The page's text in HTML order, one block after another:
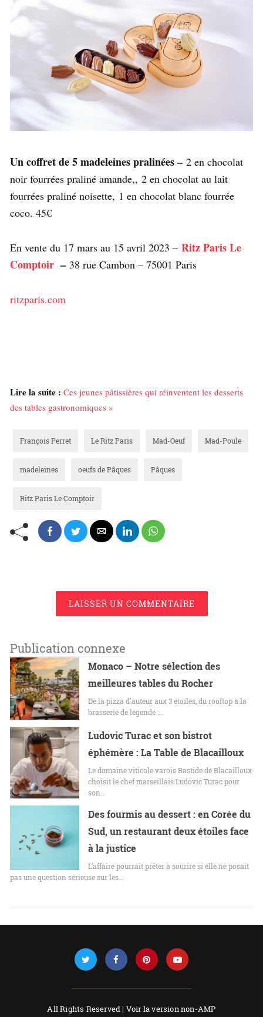
Un coffret de 5 madeleines pralinées – 2 en chocolat
noir fourrées praliné amande,, 2 en chocolat au lait
fourrées praliné noisette, 1 en chocolat blanc fourrée
coco. 45€
En vente du 17 mars au 15 avril 2023 – Ritz Paris Le
Comptoir – 38 rue Cambon – 75001 Paris
ritzparis.com
Lire la suite : Ces jeunes pâtissières qui réinventent les desserts
des tables gastronomiques »
François Perret Le Ritz Paris Mad-Oeuf Mad-Poule
madeleines oeufs de Pâques Pâques
Ritz Paris Le Comptoir
LAISSER UN COMMENTAIRE
Publication connexe
Monaco – Notre sélection des
meilleures tables du Rocher
De la pizza d'auteur aux 3 étoiles, du rooftop à la
brasserie de légende :…
Ludovic Turac et son bistrot
éphémère : La Table de Blacailloux
Le domaine viticole varois Bastide de Blacailloux
choisit le chef marseillais Ludovic Turac pour
son…
Des fourmis au dessert : en Corée du
Sud, un restaurant deux étoiles face
à la justice
L’affaire pourrait prêter à sourire si elle ne posait
pas une question sérieuse sur les…
All Rights Reserved | Voir la version non-AMP